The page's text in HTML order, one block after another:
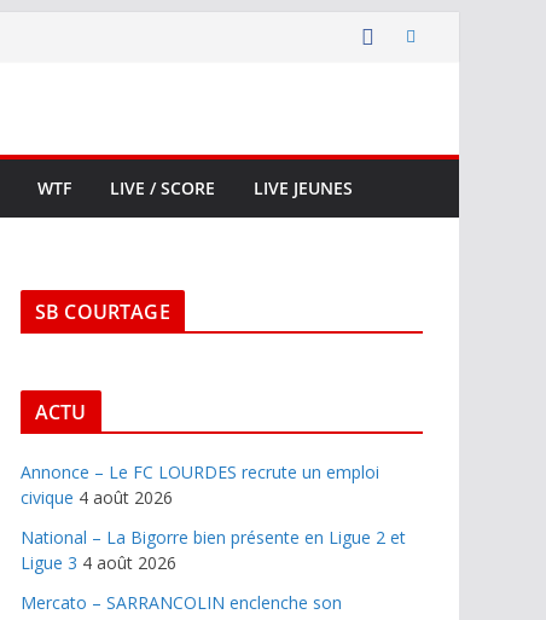
WTF LIVE / SCORE LIVE JEUNES
SB COURTAGE
ACTU
Annonce – Le FC LOURDES recrute un emploi
civique 4 août 2026
National – La Bigorre bien présente en Ligue 2 et
Ligue 3 4 août 2026
Mercato – SARRANCOLIN enclenche son